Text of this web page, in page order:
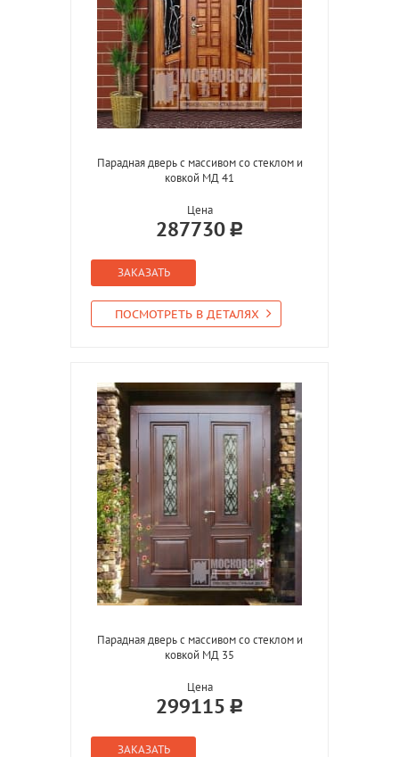
Парадная дверь с массивом со стеклом и
ковкой МД 41
Цена
287730
ЗАКАЗАТЬ
ПОСМОТРЕТЬ В ДЕТАЛЯХ
Парадная дверь с массивом со стеклом и
ковкой МД 35
Цена
299115
ЗАКАЗАТЬ